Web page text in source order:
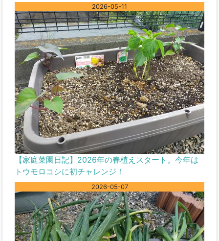
2026-05-11
【家庭菜園日記】2026年の春植えスタート。今年は
トウモロコシに初チャレンジ！
2026-05-07